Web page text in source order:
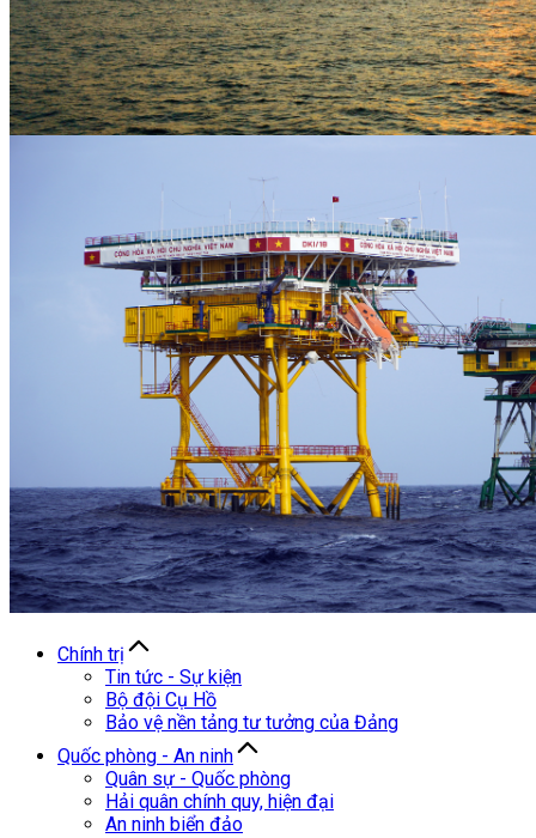
Chính trị
Tin tức - Sự kiện
Bộ đội Cụ Hồ
Bảo vệ nền tảng tư tưởng của Đảng
Quốc phòng - An ninh
Quân sự - Quốc phòng
Hải quân chính quy, hiện đại
An ninh biển đảo